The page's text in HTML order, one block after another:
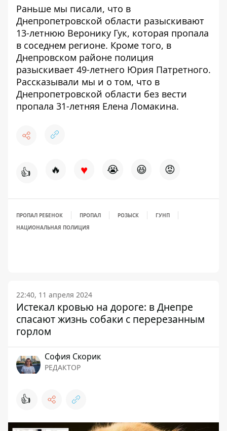
Раньше мы писали, что в
Днепропетровской области разыскивают
13-летнюю Веронику Гук, которая пропала
в соседнем регионе. Кроме того, в
Днепровском районе полиция
разыскивает 49-летнего Юрия Патретного.
Рассказывали мы и о том, что в
Днепропетровской области без вести
пропала 31-летняя Елена Ломакина.
👍 🔥 ♥ 😭 😆 😡
ПРОПАЛ РЕБЕНОК ПРОПАЛ РОЗЫСК
ГУНП
НАЦИОНАЛЬНАЯ ПОЛИЦИЯ
22:40, 11 апреля 2024
Истекал кровью на дороге: в Днепре
спасают жизнь собаки с перерезанным
горлом
София Скорик
РЕДАКТОР
👍